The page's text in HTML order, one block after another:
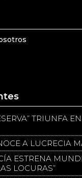
TRIUNFA
A LUCRECIA
ESTRENA
LOCURAS”